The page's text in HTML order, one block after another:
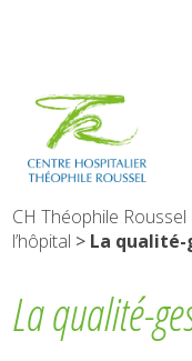
CH Théophile Roussel
l’hôpital > La qualité-
La qualité-